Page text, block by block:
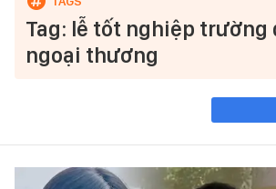
Tag: lễ tốt nghiệp trường
ngoại thương